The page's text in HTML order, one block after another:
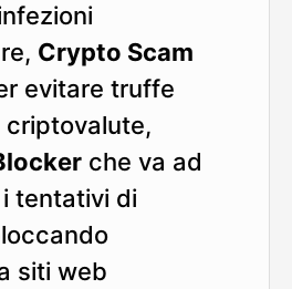
Crypto Scam
evitare truffe
criptovalute,
che va ad
tentativi di
siti web